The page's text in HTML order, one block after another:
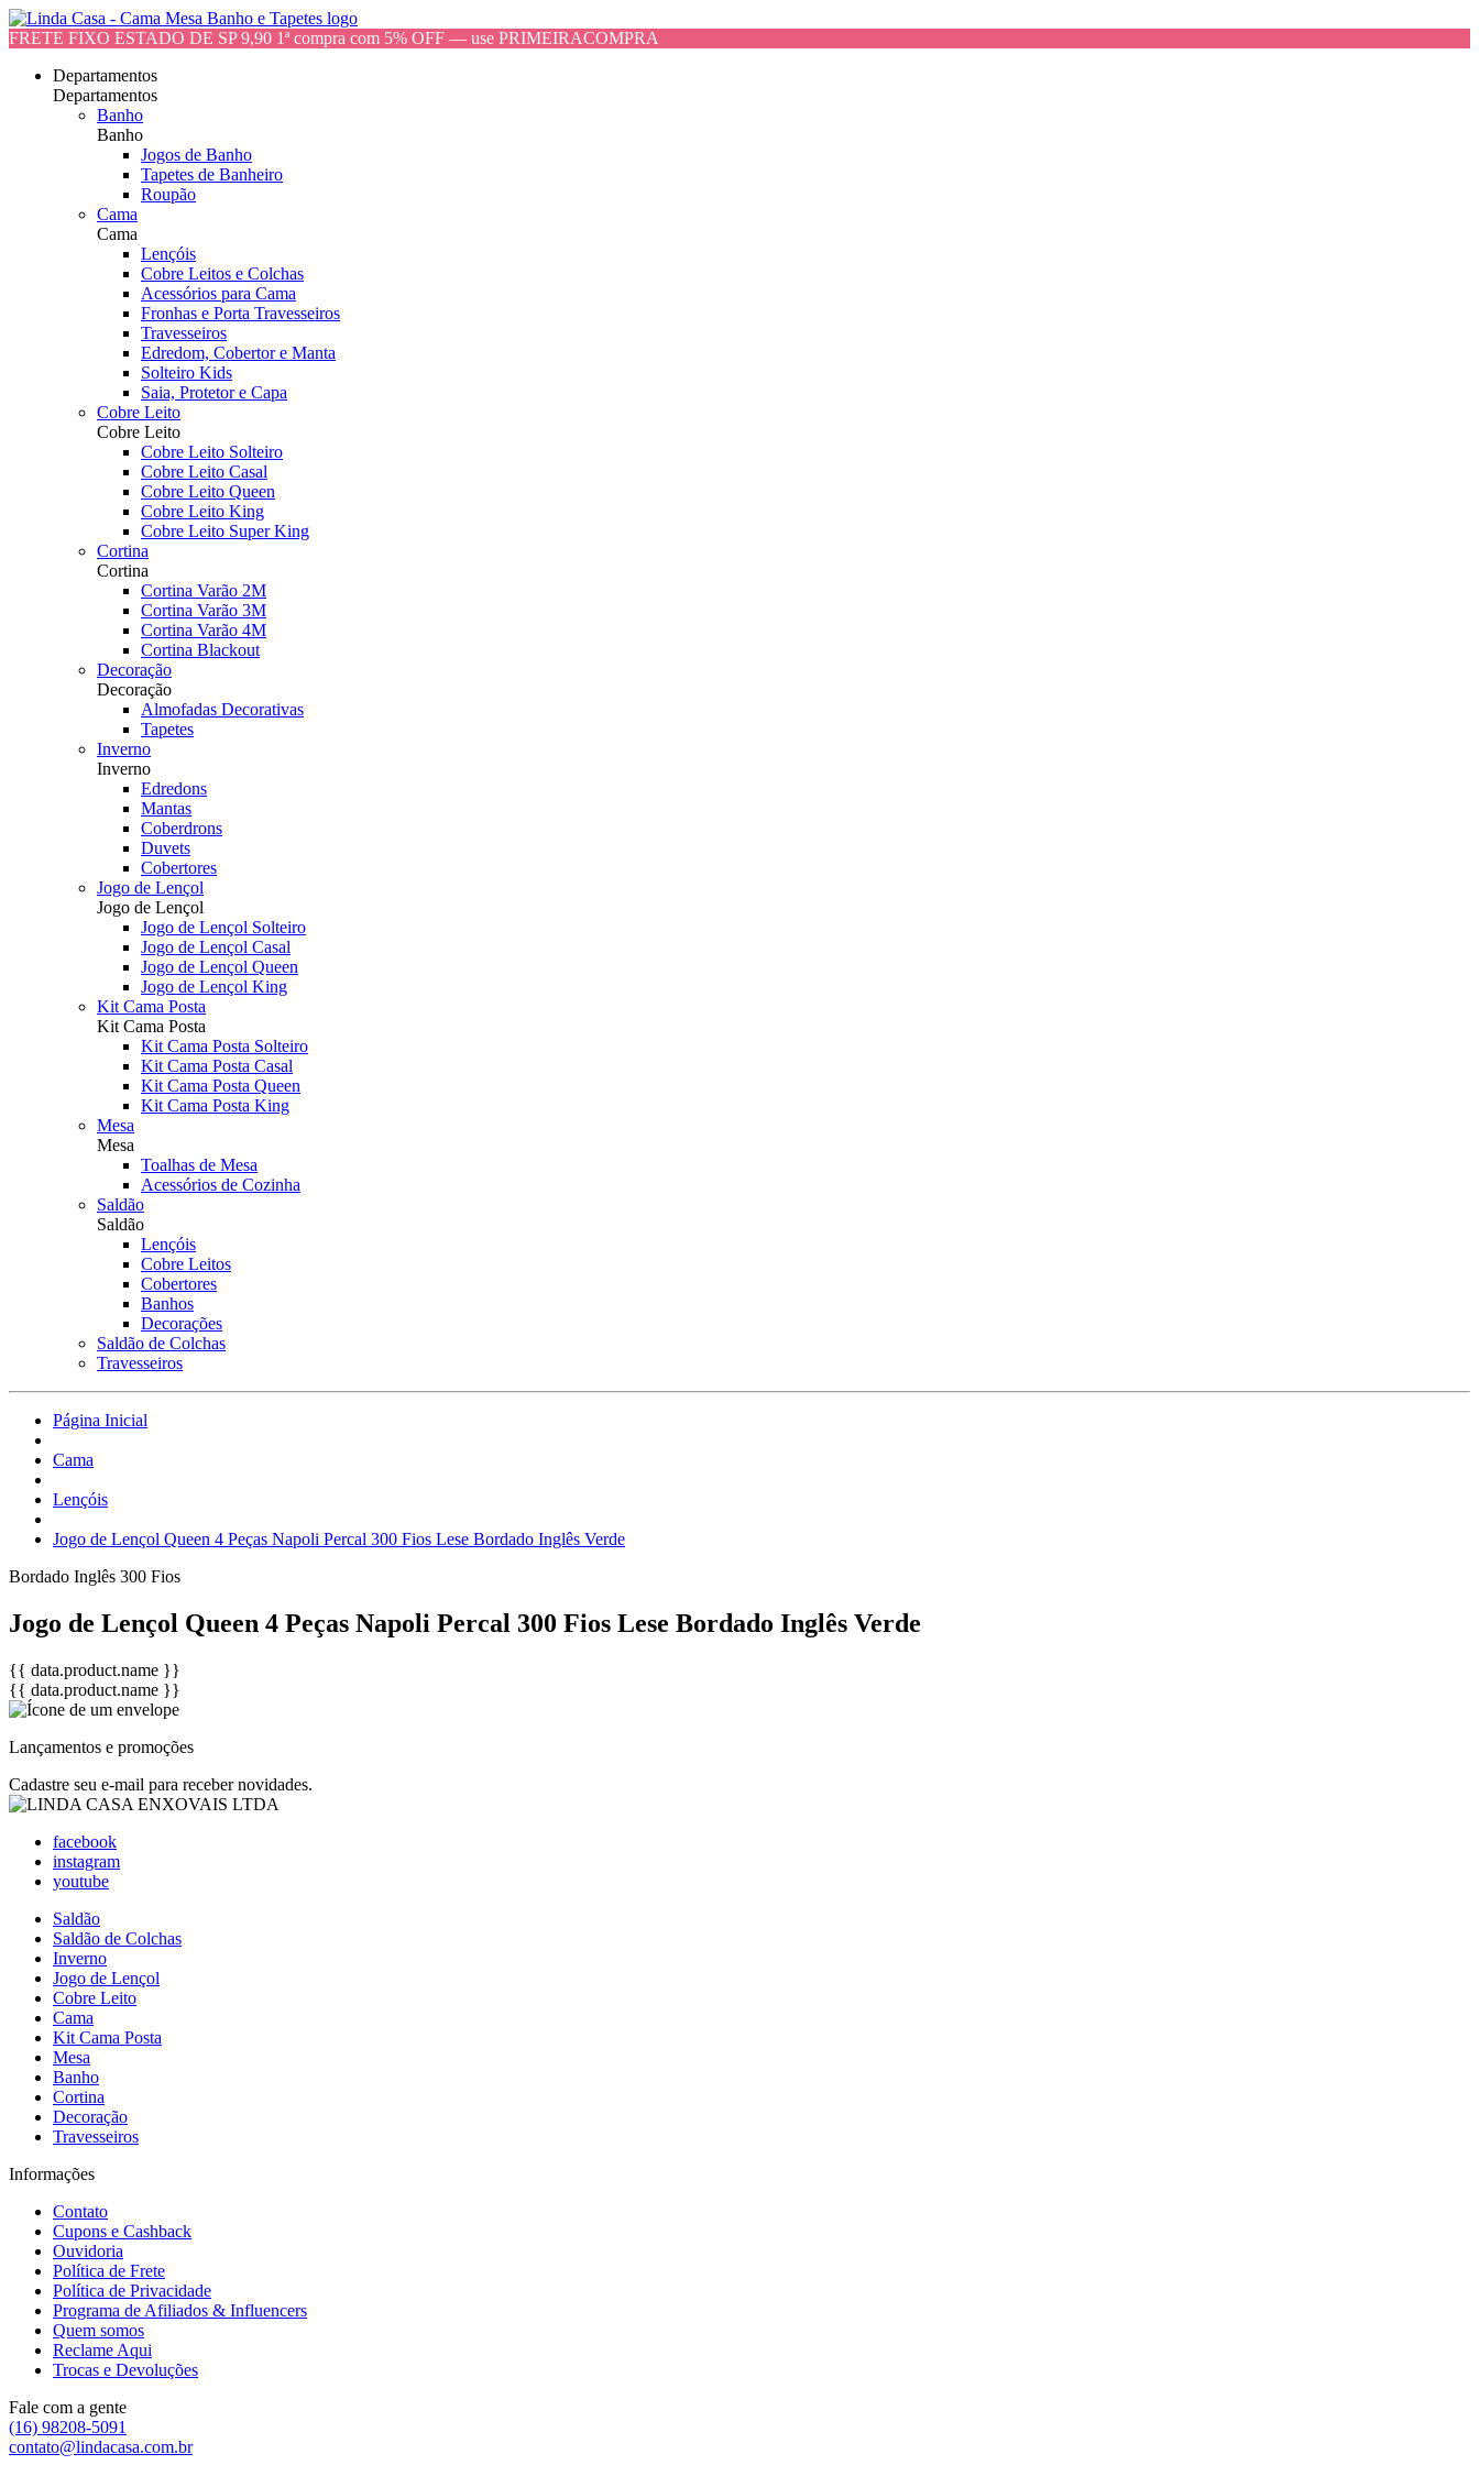
FRETE FIXO ESTADO DE SP 9,90 1ª compra com 5% OFF — use PRIMEIRACOMPRA
Departamentos
Departamentos
Banho
Banho
Jogos de Banho
Tapetes de Banheiro
Roupão
Cama
Cama
Lençóis
Cobre Leitos e Colchas
Acessórios para Cama
Fronhas e Porta Travesseiros
Travesseiros
Edredom, Cobertor e Manta
Solteiro Kids
Saia, Protetor e Capa
Cobre Leito
Cobre Leito
Cobre Leito Solteiro
Cobre Leito Casal
Cobre Leito Queen
Cobre Leito King
Cobre Leito Super King
Cortina
Cortina
Cortina Varão 2M
Cortina Varão 3M
Cortina Varão 4M
Cortina Blackout
Decoração
Decoração
Almofadas Decorativas
Tapetes
Inverno
Inverno
Edredons
Mantas
Coberdrons
Duvets
Cobertores
Jogo de Lençol
Jogo de Lençol
Jogo de Lençol Solteiro
Jogo de Lençol Casal
Jogo de Lençol Queen
Jogo de Lençol King
Kit Cama Posta
Kit Cama Posta
Kit Cama Posta Solteiro
Kit Cama Posta Casal
Kit Cama Posta Queen
Kit Cama Posta King
Mesa
Mesa
Toalhas de Mesa
Acessórios de Cozinha
Saldão
Saldão
Lençóis
Cobre Leitos
Cobertores
Banhos
Decorações
Saldão de Colchas
Travesseiros
Página Inicial
Cama
Lençóis
Jogo de Lençol Queen 4 Peças Napoli Percal 300 Fios Lese Bordado Inglês Verde
Bordado Inglês 300 Fios
Jogo de Lençol Queen 4 Peças Napoli Percal 300 Fios Lese Bordado Inglês Verde
{{ data.product.name }}
{{ data.product.name }}
Lançamentos e promoções
Cadastre seu e-mail para receber novidades.
facebook
instagram
youtube
Saldão
Saldão de Colchas
Inverno
Jogo de Lençol
Cobre Leito
Cama
Kit Cama Posta
Mesa
Banho
Cortina
Decoração
Travesseiros
Informações
Contato
Cupons e Cashback
Ouvidoria
Política de Frete
Política de Privacidade
Programa de Afiliados & Influencers
Quem somos
Reclame Aqui
Trocas e Devoluções
Fale com a gente
(16) 98208-5091
contato@lindacasa.com.br